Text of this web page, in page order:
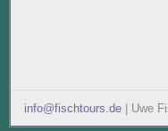
info@fischtours.de | Uwe